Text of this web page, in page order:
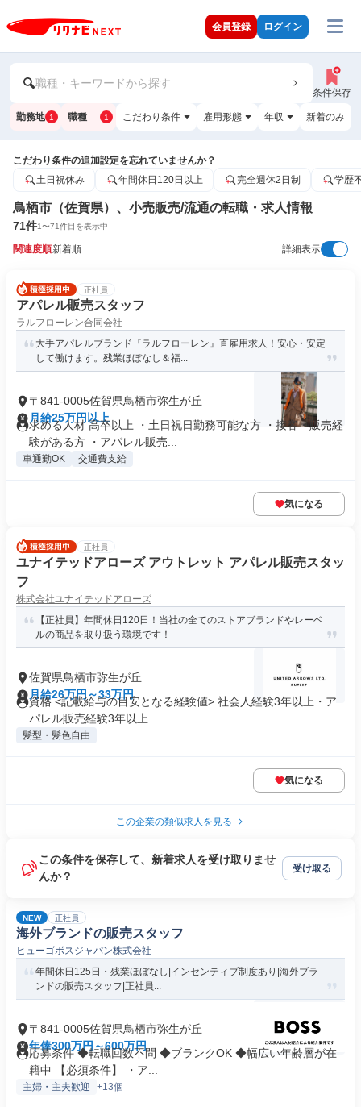
会員登録 ログイン
職種・キーワードから探す
条件保存
勤務地 1 職種 1 こだわり条件 雇用形態 年収 新着のみ
こだわり条件の追加設定を忘れていませんか？
土日祝休み
年間休日120日以上 完全週休2日制 学歴
鳥栖市（佐賀県）、小売販売/流通の転職・求人情報
71件1〜71件目を表示中
関連度順新着順 詳細表示
正社員
アパレル販売スタッフ
ラルフローレン合同会社
大手アパレルブランド『ラルフローレン』直雇用求人！安心・安定
して働けます。残業ほぼなし＆福...
〒841-0005佐賀県鳥栖市弥生が丘
月給25万円以上
求める人材 高卒以上 ・土日祝日勤務可能な方 ・接客・販売経
験がある方 ・アパレル販売...
車通勤OK 交通費支給
気になる
正社員
ユナイテッドアローズ アウトレット アパレル販売スタッ
フ
株式会社ユナイテッドアローズ
【正社員】年間休日120日！当社の全てのストアブランドやレーベ
ルの商品を取り扱う環境です！
佐賀県鳥栖市弥生が丘
月給26万円～33万円
資格 <記載給与の目安となる経験値> 社会人経験3年以上・ア
パレル販売経験3年以上 ...
髪型・髪色自由
気になる
この企業の類似求人を見る
この条件を保存して、新着求人を受け取りませ
んか？
受け取る
NEW 正社員
海外ブランドの販売スタッフ
ヒューゴボスジャパン株式会社
年間休日125日・残業ほぼなし|インセンティブ制度あり|海外ブラ
ンドの販売スタッフ|正社員...
〒841-0005佐賀県鳥栖市弥生が丘
年俸300万円～600万円
応募条件 ◆転職回数不問 ◆ブランクOK ◆幅広い年齢層が在
籍中 【必須条件】 ・ア...
主婦・主夫歓迎 +13個